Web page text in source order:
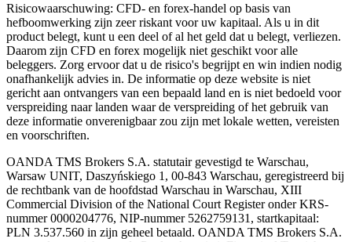
Risicowaarschuwing: CFD- en forex-handel op basis van
hefboomwerking zijn zeer riskant voor uw kapitaal. Als u in dit
product belegt, kunt u een deel of al het geld dat u belegt, verliezen.
Daarom zijn CFD en forex mogelijk niet geschikt voor alle
beleggers. Zorg ervoor dat u de risico's begrijpt en win indien nodig
onafhankelijk advies in. De informatie op deze website is niet
gericht aan ontvangers van een bepaald land en is niet bedoeld voor
verspreiding naar landen waar de verspreiding of het gebruik van
deze informatie onverenigbaar zou zijn met lokale wetten, vereisten
en voorschriften.
OANDA TMS Brokers S.A. statutair gevestigd te Warschau,
Warsaw UNIT, Daszyńskiego 1, 00-843 Warschau, geregistreerd bij
de rechtbank van de hoofdstad Warschau in Warschau, XIII
Commercial Division of the National Court Register onder KRS-
nummer 0000204776, NIP-nummer 5262759131, startkapitaal:
PLN 3.537.560 in zijn geheel betaald. OANDA TMS Brokers S.A.